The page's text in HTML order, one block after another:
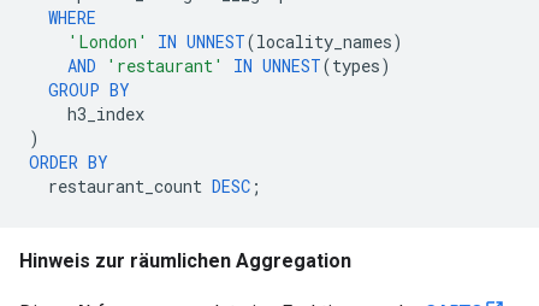
WHERE
'London'
IN UNNEST(locality_names)
AND
'restaurant' IN UNNEST(types)
GROUP BY
h3_index
)
ORDER BY
restaurant_count DESC ;
Hinweis zur räumlichen Aggregation